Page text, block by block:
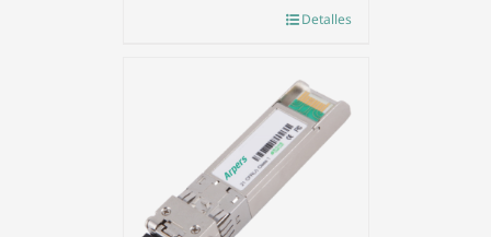
Detalles